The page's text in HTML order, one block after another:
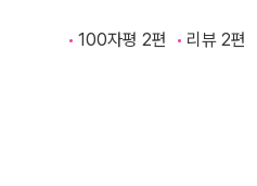
100자평 2편 리뷰 2편